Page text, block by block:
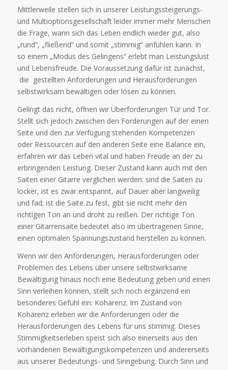
Mittlerweile stellen sich in unserer Leistungssteigerungs-
und Multioptionsgesellschaft leider immer mehr Menschen
die Frage, wann sich das Leben endlich wieder gut, also
„rund“, „fließend“ und somit „stimmig“ anfühlen kann. In
so einem „Modus des Gelingens“ erlebt man Leistungslust
und Lebensfreude. Die Voraussetzung dafür ist zunächst,
die gestellten Anforderungen und Herausforderungen
selbstwirksam bewältigen oder lösen zu können.
Gelingt das nicht, öffnen wir Überforderungen Tür und Tor.
Stellt sich jedoch zwischen den Forderungen auf der einen
Seite und den zur Verfügung stehenden Kompetenzen
oder Ressourcen auf den anderen Seite eine Balance ein,
erfahren wir das Leben vital und haben Freude an der zu
erbringenden Leistung. Dieser Zustand kann auch mit den
Saiten einer Gitarre verglichen werden: sind die Saiten zu
locker, ist es zwar entspannt, auf Dauer aber langweilig
und fad; ist die Saite zu fest, gibt sie nicht mehr den
richtigen Ton an und droht zu reißen. Der richtige Ton
einer Gitarrensaite bedeutet also im übertragenen Sinne,
einen optimalen Spannungszustand herstellen zu können.
Wenn wir den Anforderungen, Herausforderungen oder
Problemen des Lebens über unsere selbstwirksame
Bewältigung hinaus noch eine Bedeutung geben und einen
Sinn verleihen können, stellt sich noch ergänzend ein
besonderes Gefühl ein: Kohärenz. Im Zustand von
Kohärenz erleben wir die Anforderungen oder die
Herausforderungen des Lebens für uns stimmig. Dieses
Stimmigkeitserleben speist sich also einerseits aus den
vorhandenen Bewältigungskompetenzen und andererseits
aus unserer Bedeutungs- und Sinngebung. Durch Sinn und